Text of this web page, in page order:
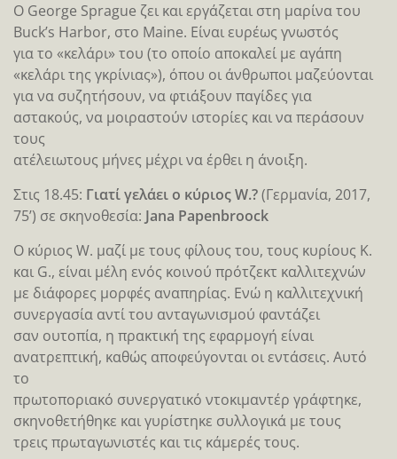
Ο George Sprague ζει και εργάζεται στη μαρίνα του
Buck’s Harbor, στο Maine. Είναι ευρέως γνωστός
για το «κελάρι» του (το οποίο αποκαλεί με αγάπη
«κελάρι της γκρίνιας»), όπου οι άνθρωποι μαζεύονται
για να συζητήσουν, να φτιάξουν παγίδες για
αστακούς, να μοιραστούν ιστορίες και να περάσουν
τους
ατέλειωτους μήνες μέχρι να έρθει η άνοιξη.
Στις 18.45: Γιατί γελάει ο κύριος W.?(Γερμανία, 2017,
75’) σε σκηνοθεσία: Jana Papenbroock
Ο κύριος W. μαζί με τους φίλους του, τους κυρίους K.
και G., είναι μέλη ενός κοινού πρότζεκτ καλλιτεχνών
με διάφορες μορφές αναπηρίας. Ενώ η καλλιτεχνική
συνεργασία αντί του ανταγωνισμού φαντάζει
σαν ουτοπία, η πρακτική της εφαρμογή είναι
ανατρεπτική, καθώς αποφεύγονται οι εντάσεις. Αυτό
το
πρωτοποριακό συνεργατικό ντοκιμαντέρ γράφτηκε,
σκηνοθετήθηκε και γυρίστηκε συλλογικά με τους
τρεις πρωταγωνιστές και τις κάμερές τους.